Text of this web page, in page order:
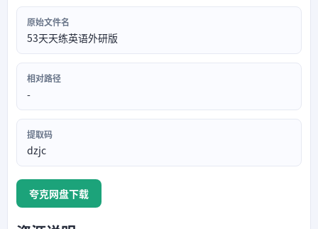
原始文件名
53天天练英语外研版
相对路径
-
提取码
dzjc
夸克网盘下载